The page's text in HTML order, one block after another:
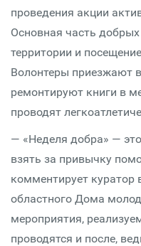
проведения акции
Основная часть
территории и
Волонтеры приезжают
ремонтируют книги в
проводят
— «Неделя добра» —
взять за привычку
комментирует куратор
областного Дома
мероприятия,
проводятся и после,